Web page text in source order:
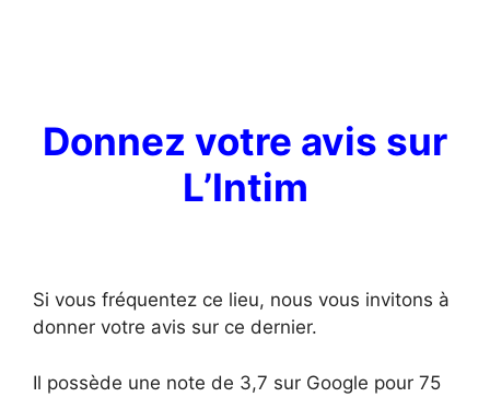
Donnez votre avis sur
L’Intim
Si vous fréquentez ce lieu, nous vous invitons à
donner votre avis sur ce dernier.
Il possède une note de 3,7 sur Google pour 75